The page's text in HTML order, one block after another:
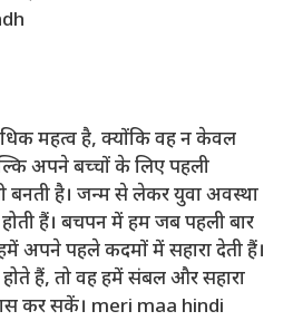
महत्व है, क्योंकि वह न केवल
अपने बच्चों के लिए पहली
बनती है। जन्म से लेकर युवा अवस्था
हैं। बचपन में हम जब पहली बार
अपने पहले कदमों में सहारा देती हैं।
हैं, तो वह हमें संबल और सहारा
कर सकें। meri maa hindi